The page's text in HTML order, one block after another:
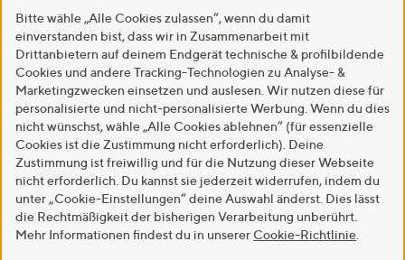
Bitte wähle „Alle Cookies zulassen“, wenn du damit
einverstanden bist, dass wir in Zusammenarbeit mit
Drittanbietern auf deinem Endgerät technische & profilbildende
Cookies und andere Tracking-Technologien zu Analyse- &
Marketingzwecken einsetzen und auslesen. Wir nutzen diese für
personalisierte und nicht-personalisierte Werbung. Wenn du dies
nicht wünschst, wähle „Alle Cookies ablehnen“ (für essenzielle
Cookies ist die Zustimmung nicht erforderlich). Deine
Zustimmung ist freiwillig und für die Nutzung dieser Webseite
nicht erforderlich. Du kannst sie jederzeit widerrufen, indem du
unter „Cookie-Einstellungen“ deine Auswahl änderst. Dies lässt
die Rechtmäßigkeit der bisherigen Verarbeitung unberührt.
Mehr Informationen findest du in unserer Cookie-Richtlinie